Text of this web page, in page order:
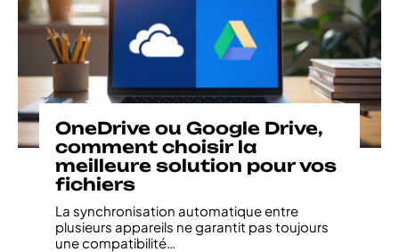
OneDrive ou Google Drive,
comment choisir la
meilleure solution pour vos
fichiers
La synchronisation automatique entre
plusieurs appareils ne garantit pas toujours
une compatibilité